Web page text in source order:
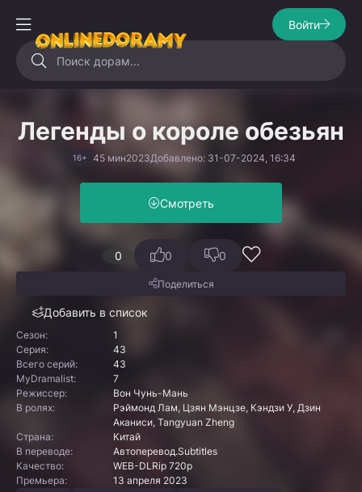
Войти
Легенды о короле обезьян
16+ 45 мин2023Добавлено: 31-07-2024, 16:34
Смотреть
0
Добавить в список
0 0
Поделиться
Сезон:
1
Серия:
43
Всего серий:
43
MyDramalist:
7
Режиссер:
Вон Чунь-Мань
В ролях:
Рэймонд Лам, Цзян Мэнцзе, Кэндзи У, Дзин
Аканиси, Tangyuan Zheng
Страна:
Китай
В переводе:
Автоперевод.Subtitles
Качество:
WEB-DLRip 720p
Премьера:
13 апреля 2023